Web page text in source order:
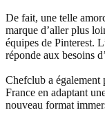
De fait, une telle
marque d’aller plus
équipes de Pinterest.
réponde aux besoins
Chefclub a également
France en adaptant
nouveau format